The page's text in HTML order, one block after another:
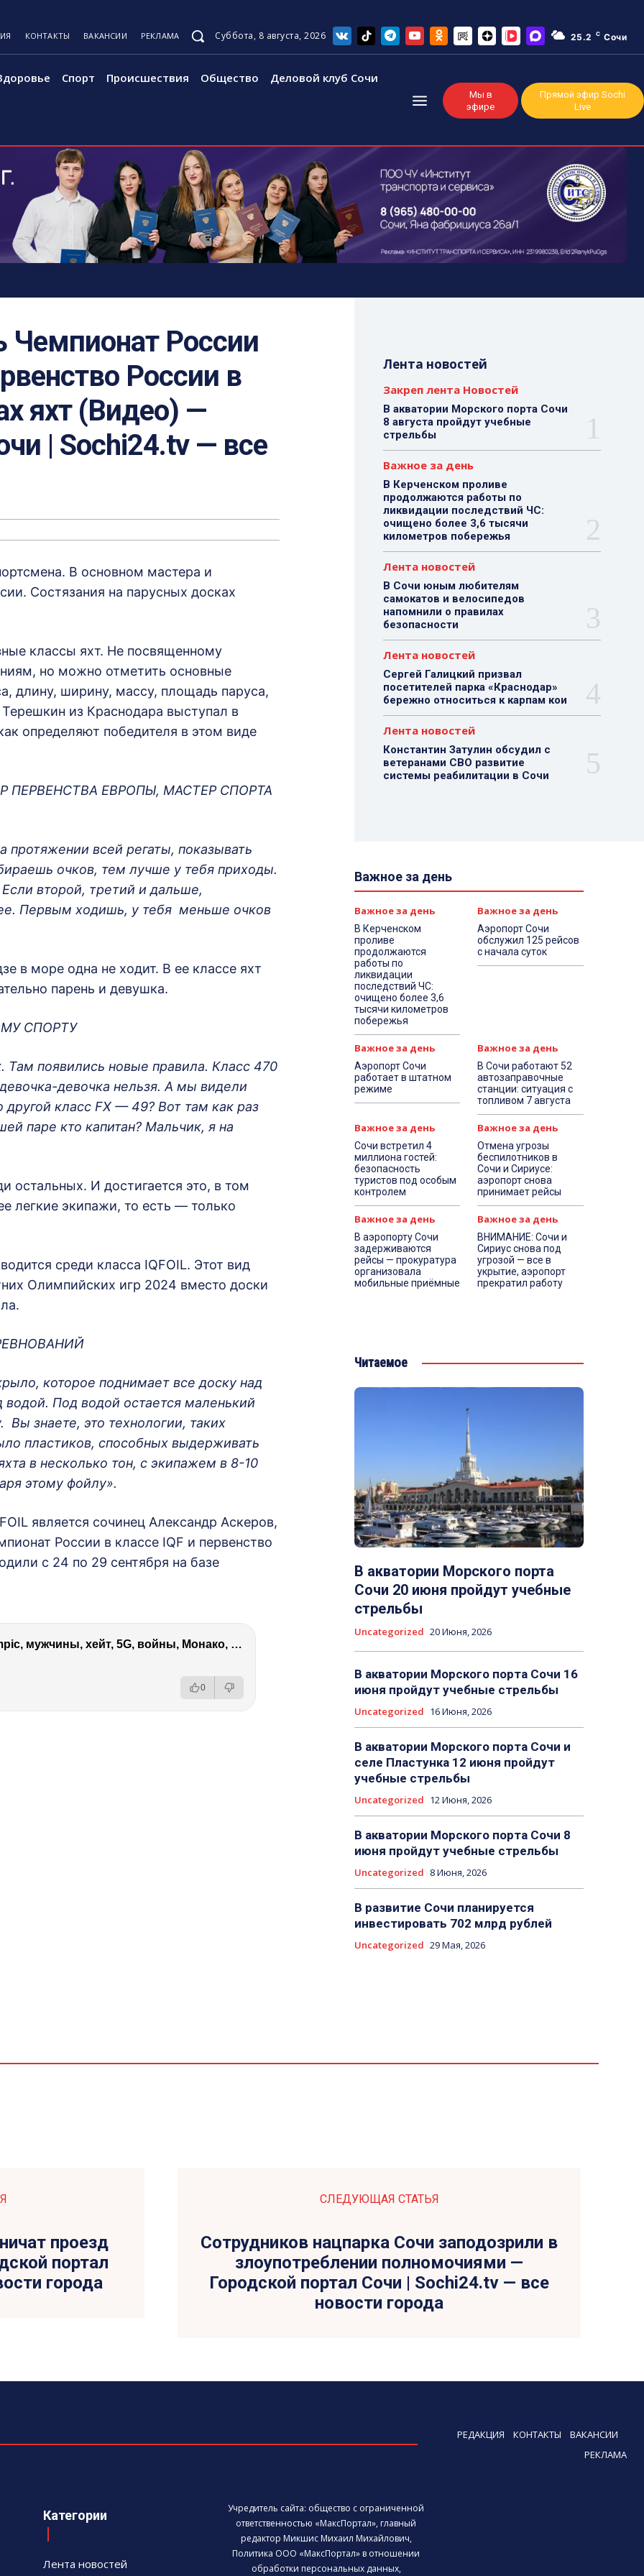
КОНТАКТЫ ВАКАНСИИ РЕКЛАМА Суббота, 8 августа, 2026 25.2 C Сочи
Спорт Происшествия Общество Деловой клуб Сочи
Мы в
эфире
Прямой эфир Sochi
Live
Чемпионат России
России в
яхт (Видео) —
| Sochi24.tv — все
В основном мастера и
Состязания на парусных досках
классы яхт. Не посвященному
но можно отметить основные
длину, ширину, массу, площадь паруса,
из Краснодара выступал в
определяют победителя в этом виде
ЕВРОПЫ, МАСТЕР СПОРТА
протяжении всей регаты, показывать
очков, тем лучше у тебя приходы.
второй, третий и дальше,
Первым ходишь, у тебя меньше очков
в море одна не ходит. В ее классе яхт
парень и девушка.
СПОРТУ
Там появились новые правила. Класс 470
девочка нельзя. А мы видели
класс FX — 49? Вот там как раз
паре кто капитан? Мальчик, я на
остальных. И достигается это, в том
легкие экипажи, то есть — только
среди класса IQFOIL. Этот вид
Олимпийских игр 2024 вместо доски
которое поднимает все доску над
Под водой остается маленький
знаете, это технологии, таких
пластиков, способных выдерживать
в несколько тон, с экипажем в 8-10
этому фойлу».
является сочинец Александр Аскеров,
России в классе IQF и первенство
с 24 по 29 сентября на базе
Виктория Боня – Эверест, P.Diddy, Ozempic, мужчины, хейт, 5G, войны, Монако, ДОМ-2, Трамп, Собчак
0
Лента новостей
Закреп лента Новостей
В акватории Морского порта Сочи
8 августа пройдут учебные
стрельбы
Важное за день
В Керченском проливе
продолжаются работы по
ликвидации последствий ЧС:
очищено более 3,6 тысячи
километров побережья
Лента новостей
В Сочи юным любителям
самокатов и велосипедов
напомнили о правилах
безопасности
Лента новостей
Сергей Галицкий призвал
посетителей парка «Краснодар»
бережно относиться к карпам кои
Лента новостей
Константин Затулин обсудил с
ветеранами СВО развитие
системы реабилитации в Сочи
Важное за день
Важное за день
В Керченском
проливе
продолжаются
работы по
ликвидации
последствий ЧС:
очищено более 3,6
тысячи километров
побережья
Важное за день
Аэропорт Сочи
обслужил 125 рейсов
с начала суток
Важное за день
Аэропорт Сочи
работает в штатном
режиме
Важное за день
В Сочи работают 52
автозаправочные
станции: ситуация с
топливом 7 августа
Важное за день
Сочи встретил 4
миллиона гостей:
безопасность
туристов под особым
контролем
Важное за день
Отмена угрозы
беспилотников в
Сочи и Сириусе:
аэропорт снова
принимает рейсы
Важное за день
В аэропорту Сочи
задерживаются
рейсы — прокуратура
организовала
мобильные приёмные
Важное за день
ВНИМАНИЕ: Сочи и
Сириус снова под
угрозой — все в
укрытие, аэропорт
прекратил работу
Читаемое
В акватории Морского порта
Сочи 20 июня пройдут учебные
стрельбы
Uncategorized 20 Июня, 2026
В акватории Морского порта Сочи 16
июня пройдут учебные стрельбы
Uncategorized 16 Июня, 2026
В акватории Морского порта Сочи и
селе Пластунка 12 июня пройдут
учебные стрельбы
Uncategorized 12 Июня, 2026
В акватории Морского порта Сочи 8
июня пройдут учебные стрельбы
Uncategorized 8 Июня, 2026
В развитие Сочи планируется
инвестировать 702 млрд рублей
Uncategorized 29 Мая, 2026
проезд
портал
города
СЛЕДУЮЩАЯ СТАТЬЯ
Сотрудников нацпарка Сочи заподозрили в
злоупотреблении полномочиями —
Городской портал Сочи | Sochi24.tv — все
новости города
РЕДАКЦИЯ КОНТАКТЫ
ВАКАНСИИ
РЕКЛАМА
Категории
Лента новостей
Учредитель сайта: общество с ограниченной
ответственностью «МаксПортал», главный
редактор Микшис Михаил Михайлович,
Политика ООО «МаксПортал» в отношении
обработки персональных данных,